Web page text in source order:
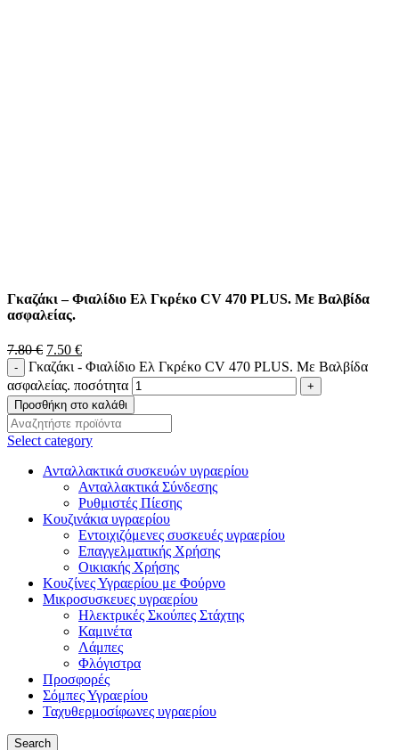
Γκαζάκι – Φιαλίδιο Ελ Γκρέκο CV 470 PLUS. Με Βαλβίδα
ασφαλείας.
7.80€ 7.50 €
Γκαζάκι - Φιαλίδιο Ελ Γκρέκο CV 470 PLUS. Με Βαλβίδα
ασφαλείας. ποσότητα
Προσθήκη στο καλάθι
Select category
Ανταλλακτικά συσκευών υγραερίου
Ανταλλακτικά Σύνδεσης
Ρυθμιστές Πίεσης
Κουζινάκια υγραερίου
Εντοιχιζόμενες συσκευές υγραερίου
Επαγγελματικής Χρήσης
Οικιακής Χρήσης
Κουζίνες Υγραερίου με Φούρνο
Μικροσυσκευες υγραερίου
Ηλεκτρικές Σκούπες Στάχτης
Καμινέτα
Λάμπες
Φλόγιστρα
Προσφορές
Σόμπες Υγραερίου
Ταχυθερμοσίφωνες υγραερίου
Search